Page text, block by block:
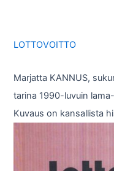
LOTTOVOITTO
Marjatta KANNUS,
tarina 1990-luvuin
Kuvaus on kansallista